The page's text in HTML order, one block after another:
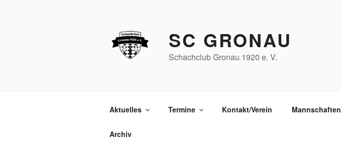
SC GRONAU
Schachclub Gronau 1920 e. V.
Aktuelles Termine Kontakt/Verein Mannschaften
Archiv